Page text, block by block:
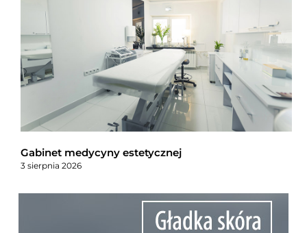
Gabinet medycyny estetycznej
3 sierpnia 2026